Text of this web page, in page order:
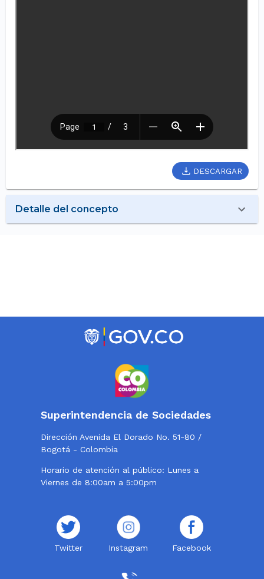
DESCARGAR
Detalle del concepto
Superintendencia de Sociedades
Dirección Avenida El Dorado No. 51-80 /
Bogotá - Colombia
Horario de atención al público: Lunes a
Viernes de 8:00am a 5:00pm
Twitter Instagram Facebook